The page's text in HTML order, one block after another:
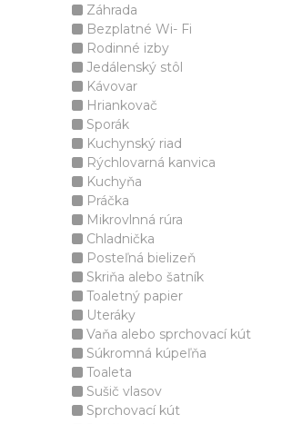
Záhrada
Bezplatné Wi- Fi
Rodinné izby
Jedálenský stôl
Kávovar
Hriankovač
Sporák
Kuchynský riad
Rýchlovarná kanvica
Kuchyňa
Práčka
Mikrovlnná rúra
Chladnička
Posteľná bielizeň
Skriňa alebo šatník
Toaletný papier
Uteráky
Vaňa alebo sprchovací kút
Súkromná kúpeľňa
Toaleta
Sušič vlasov
Sprchovací kút